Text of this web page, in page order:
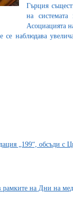
Гърция
на
Асоциацията
се наблюдава
„199“, обсъди с
рамките на Дни на